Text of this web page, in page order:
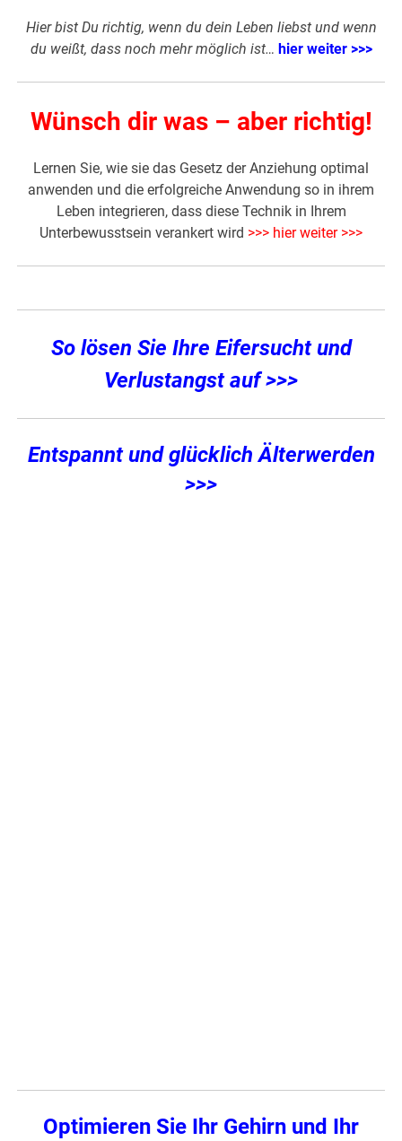
Hier bist Du richtig, wenn du dein Leben liebst und wenn
du weißt, dass noch mehr möglich ist… hier weiter >>>
Wünsch dir was – aber richtig!
Lernen Sie, wie sie das Gesetz der Anziehung optimal
anwenden und die erfolgreiche Anwendung so in ihrem
Leben integrieren, dass diese Technik in Ihrem
Unterbewusstsein verankert wird >>> hier weiter >>>
So lösen Sie Ihre Eifersucht und
Verlustangst auf >>>
Entspannt und glücklich Älterwerden
>>>
Optimieren Sie Ihr Gehirn und Ihr